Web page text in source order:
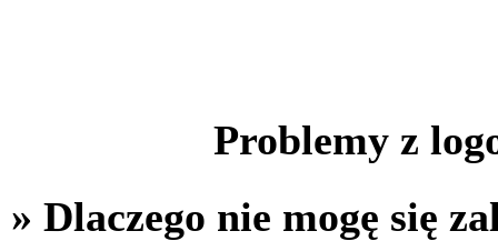
Problemy z
» Dlaczego nie mogę się